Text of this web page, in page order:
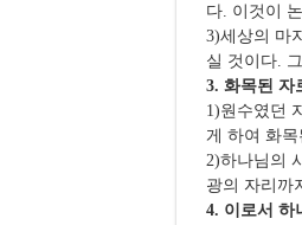
다. 이것이
3)세상의 마
실 것이다.
3. 화목된 자
1)원수였던
게 하여 화
2)하나님의
광의 자리까
4. 이로서 하